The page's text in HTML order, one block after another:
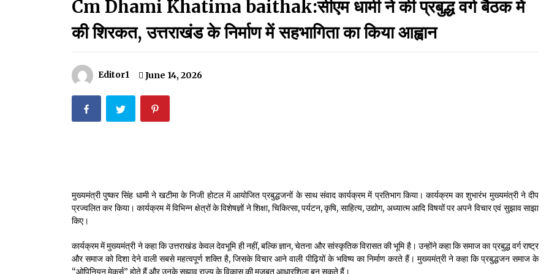
मदरसों का नाम अब्दुल कलाम के नाम पर रखने की घोषणा
December 18, 2023
September 7, 2023
May 14, 2022
Cm Dhami Khatima baithak:सीएम धामी ने की प्रबुद्ध वर्ग बैठक में
की शिरकत, उत्तराखंड के निर्माण में सहभागिता का किया आह्वान
Editor1 June 14, 2026
मुख्यमंत्री पुष्कर सिंह धामी ने खटीमा के निजी होटल में आयोजित प्रबुद्धजनों के साथ संवाद कार्यक्रम में प्रतिभाग किया। कार्यक्रम का शुभारंभ मुख्यमंत्री ने दीप
प्रज्वलित कर किया। कार्यक्रम में विभिन्न क्षेत्रों के विशेषज्ञों ने शिक्षा, चिकित्सा, पर्यटन, कृषि, साहित्य, उद्योग, अध्यात्म आदि विषयों पर अपने विचार एवं सुझाव साझा
किए।
कार्यक्रम में मुख्यमंत्री ने कहा कि उत्तराखंड केवल देवभूमि ही नहीं, बल्कि ज्ञान, चेतना और सांस्कृतिक विरासत की भूमि है। उन्होंने कहा कि समाज का प्रबुद्ध वर्ग राष्ट्र
और समाज को दिशा देने वाली सबसे महत्वपूर्ण शक्ति है, जिसके विचार आने वाली पीढ़ियों के भविष्य का निर्माण करते हैं। मुख्यमंत्री ने कहा कि प्रबुद्धजन समाज के
“ओपिनियन मेकर्स” होते हैं और उनके सुझाव राज्य के विकास की मजबूत आधारशिला बन सकते हैं।